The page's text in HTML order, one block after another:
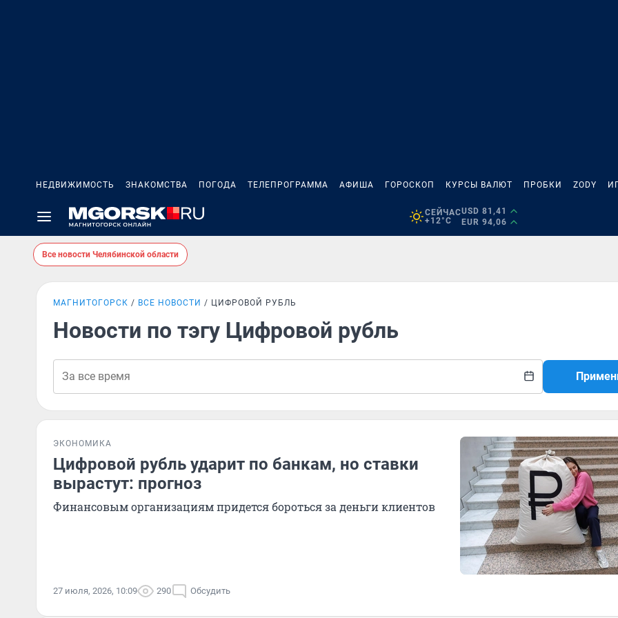
НЕДВИЖИМОСТЬ ЗНАКОМСТВА ПОГОДА ТЕЛЕПРОГРАММА АФИША ГОРОСКОП КУРСЫ ВАЛЮТ ПРОБКИ ZODY
СЕЙЧАС
+12°C
USD 81,41
EUR 94,06
Все новости Челябинской области
МАГНИТОГОРСК ВСЕ НОВОСТИ ЦИФРОВОЙ РУБЛЬ
Новости по тэгу Цифровой рубль
ЭКОНОМИКА
Цифровой рубль ударит по банкам, но ставки
вырастут: прогноз
Финансовым организациям придется бороться за деньги клиентов
27 июля, 2026, 10:09 290 Обсудить